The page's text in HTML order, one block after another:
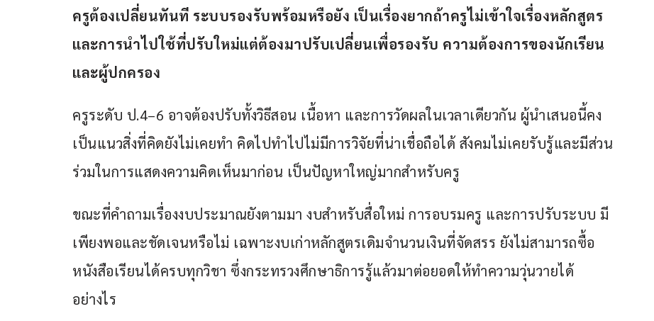
ครูต้องเปลี่ยนทันที ระบบรองรับพร้อมหรือยัง เป็นเรื่องยากถ้าครูไม่เข้าใจเรื่องหลักสูตร
และการนำไปใช้ที่ปรับใหม่แต่ต้องมาปรับเปลี่ยนเพื่อรองรับ ความต้องการของนักเรียน
และผู้ปกครอง
ครูระดับ ป.4–6 อาจต้องปรับทั้งวิธีสอน เนื้อหา และการวัดผลในเวลาเดียวกัน ผู้นำเสนอนี้คง
เป็นแนวสิ่งที่คิดยังไม่เคยทำ คิดไปทำไปไม่มีการวิจัยที่น่าเชื่อถือได้ สังคมไม่เคยรับรู้และมีส่วน
ร่วมในการแสดงความคิดเห็นมาก่อน เป็นปัญหาใหญ่มากสำหรับครู
ขณะที่คำถามเรื่องงบประมาณยังตามมา งบสำหรับสื่อใหม่ การอบรมครู และการปรับระบบ มี
เพียงพอและชัดเจนหรือไม่ เฉพาะงบเก่าหลักสูตรเดิมจำนวนเงินที่จัดสรร ยังไม่สามารถซื้อ
หนังสือเรียนได้ครบทุกวิชา ซึ่งกระทรวงศึกษาธิการรู้แล้วมาต่อยอดให้ทำความวุ่นวายได้
อย่างไร